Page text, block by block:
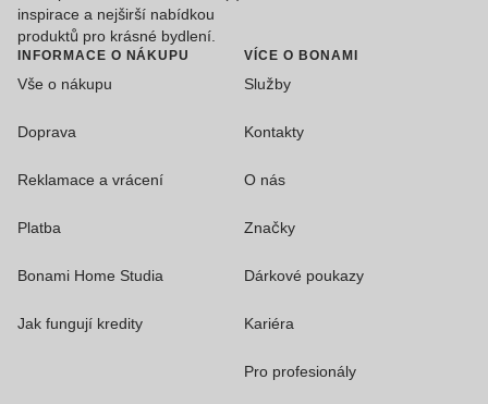
inspirace a nejširší nabídkou
produktů pro krásné bydlení.
INFORMACE O NÁKUPU
Vše o nákupu
Doprava
Reklamace a vrácení
Platba
Bonami Home Studia
Jak fungují kredity
VÍCE O BONAMI
Služby
Kontakty
O nás
Značky
Dárkové poukazy
Kariéra
Pro profesionály